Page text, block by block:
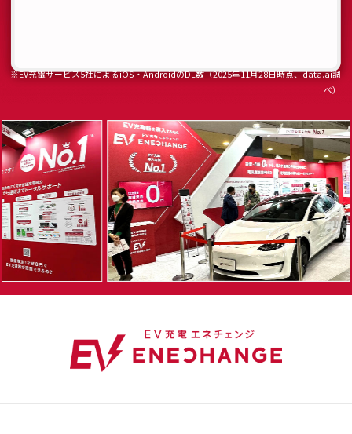
※EV充電サービス5社によるiOS・AndroidのDL数（2025年11月28日時点、data.ai調
べ）